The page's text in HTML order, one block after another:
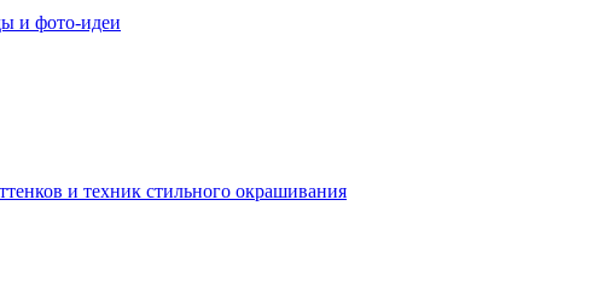
и фото-идеи
и техник стильного окрашивания